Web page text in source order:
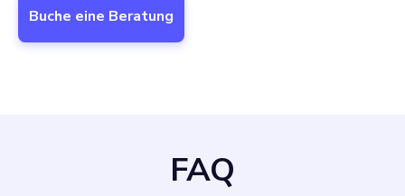
Buche eine Beratung
FAQ